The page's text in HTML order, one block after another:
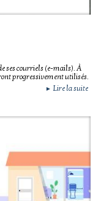
ses courriels (e-mails). À
progressivement utilisés.
► Lire la suite